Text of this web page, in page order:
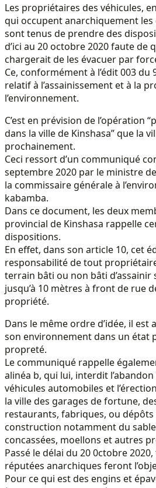
Les propriétaires des véhicules,
qui occupent anarchiquement
sont tenus de prendre des
d’ici au 20 octobre 2020 faute de
chargerait de les évacuer par
Ce, conformément à l’édit 003 du
relatif à l’assainissement et à la
l’environnement.
C’est en prévision de l’opération
dans la ville de Kinshasa” que la
prochainement.
Ceci ressort d’un communiqué
septembre 2020 par le ministre
la commissaire générale à
kabamba.
Dans ce document, les deux
provincial de Kinshasa rappelle
dispositions.
En effet, dans son article 10, cet
responsabilité de tout
terrain bâti ou non bâti
jusqu’à 10 mètres à front de rue
propriété.
Dans le même ordre d’idée, il est
son environnement dans un état
propreté.
Le communiqué rappelle
alinéa b, qui lui, interdit
véhicules automobiles et
la ville des garages de fortune,
restaurants, fabriques, ou
construction notamment du
concassées, moellons et autres
Passé le délai du 20 0ctobre
réputées anarchiques feront
Pour ce qui est des engins et